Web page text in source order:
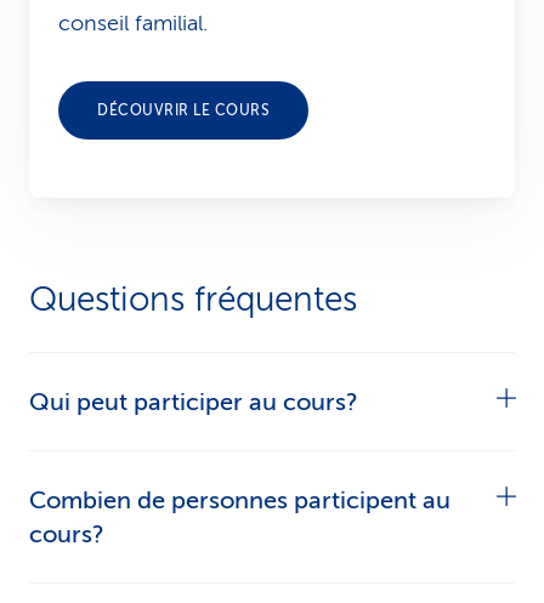
conseil familial.
DÉCOUVRIR LE COURS
Questions fréquentes
Qui peut participer au cours?
et clients CSS à partir de 18 ans.
Combien de personnes participent au
cours?